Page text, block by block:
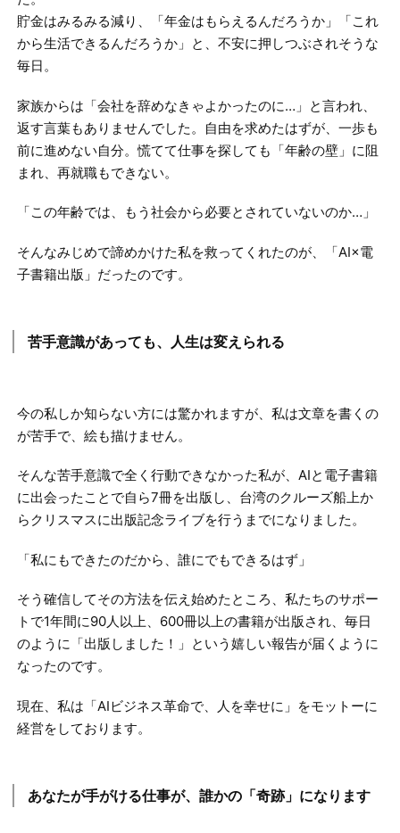
貯金はみるみる減り、「年金はもらえるんだろうか」「これ
から生活できるんだろうか」と、不安に押しつぶされそうな
毎日。
家族からは「会社を辞めなきゃよかったのに…」と言われ、
返す言葉もありませんでした。自由を求めたはずが、一歩も
前に進めない自分。慌てて仕事を探しても「年齢の壁」に阻
まれ、再就職もできない。
「この年齢では、もう社会から必要とされていないのか…」
そんなみじめで諦めかけた私を救ってくれたのが、「AI×電
子書籍出版」だったのです。
苦手意識があっても、人生は変えられる
今の私しか知らない方には驚かれますが、私は文章を書くの
が苦手で、絵も描けません。
そんな苦手意識で全く行動できなかった私が、AIと電子書籍
に出会ったことで自ら7冊を出版し、台湾のクルーズ船上か
らクリスマスに出版記念ライブを行うまでになりました。
「私にもできたのだから、誰にでもできるはず」
そう確信してその方法を伝え始めたところ、私たちのサポー
トで1年間に90人以上、600冊以上の書籍が出版され、毎日
のように「出版しました！」という嬉しい報告が届くように
なったのです。
現在、私は「AIビジネス革命で、人を幸せに」をモットーに
経営をしております。
あなたが手がける仕事が、誰かの「奇跡」になります